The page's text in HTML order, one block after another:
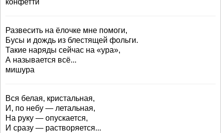
конфетти
Развесить на ёлочке мне помоги,
Бусы и дождь из блестящей фольги.
Такие наряды сейчас на «ура»,
А называется всё...
мишура
Вся белая, кристальная,
И, по небу — летальная,
На руку — опускается,
И сразу — растворяется...